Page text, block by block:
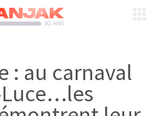
: au carnaval